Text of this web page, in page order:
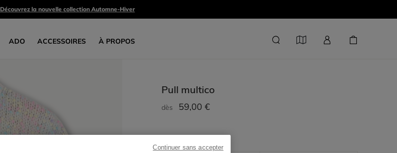
Découvrez la nouvelle collection Automne-Hiver
ADO ACCESSOIRES À PROPOS
Pull multico
dès 59,00 €
Continuer sans accepter